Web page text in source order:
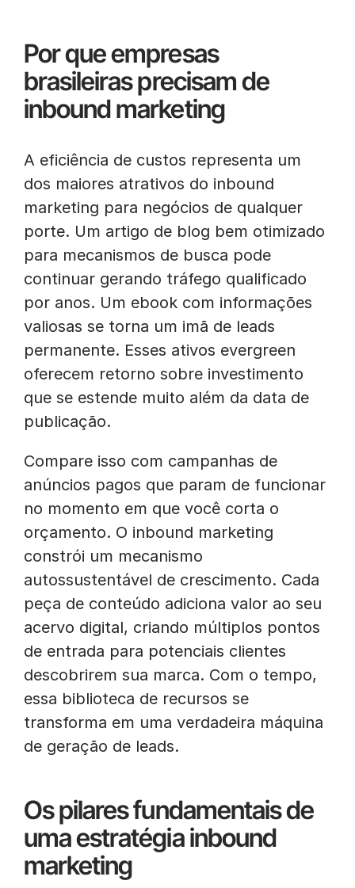
Por que empresas
brasileiras precisam de
inbound marketing
A eficiência de custos representa um
dos maiores atrativos do inbound
marketing para negócios de qualquer
porte. Um artigo de blog bem otimizado
para mecanismos de busca pode
continuar gerando tráfego qualificado
por anos. Um ebook com informações
valiosas se torna um imã de leads
permanente. Esses ativos evergreen
oferecem retorno sobre investimento
que se estende muito além da data de
publicação.
Compare isso com campanhas de
anúncios pagos que param de funcionar
no momento em que você corta o
orçamento. O inbound marketing
constrói um mecanismo
autossustentável de crescimento. Cada
peça de conteúdo adiciona valor ao seu
acervo digital, criando múltiplos pontos
de entrada para potenciais clientes
descobrirem sua marca. Com o tempo,
essa biblioteca de recursos se
transforma em uma verdadeira máquina
de geração de leads.
Os pilares fundamentais de
uma estratégia inbound
marketing